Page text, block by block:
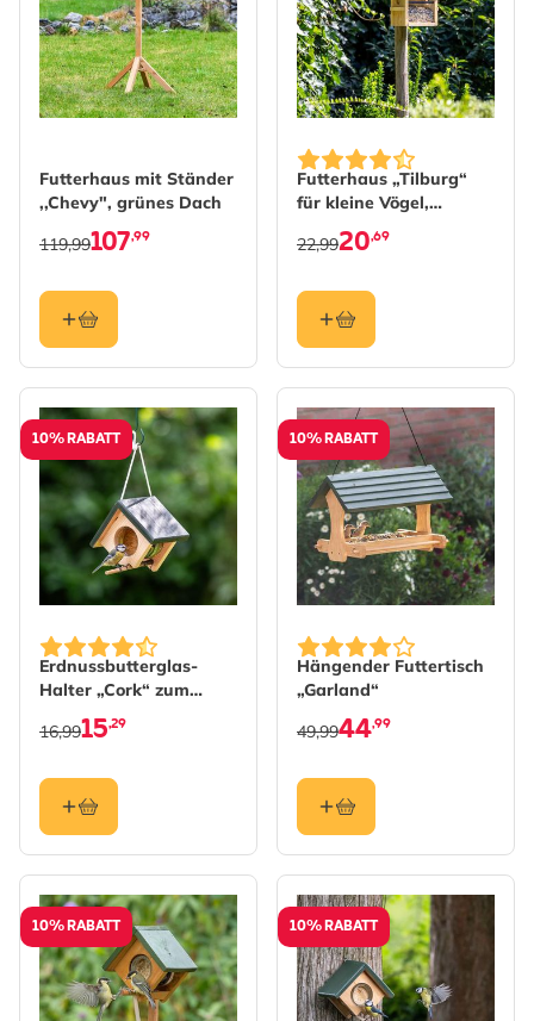
Futterhaus mit Ständer
,,Chevy", grünes Dach
107,99
119,99
Futterhaus „Tilburg“
für kleine Vögel,
Wandbefestigung
20,69
22,99
10% RABATT
Erdnussbutterglas-
Halter „Cork“ zum
Aufhängen
15,29
16,99
10% RABATT
Hängender Futtertisch
„Garland“
44,99
49,99
10% RABATT 10% RABATT